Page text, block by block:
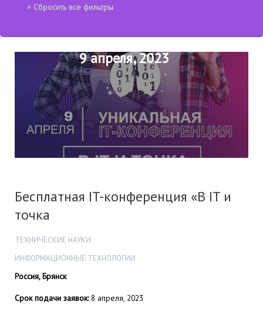
9 апреля, 2023
Бесплатная IT-конференция «В IT и
точка
ТЕХНИЧЕСКИЕ НАУКИ
ИНФОРМАЦИОННЫЕ ТЕХНОЛОГИИ
Россия, Брянск
Срок подачи заявок:8 апреля, 2023